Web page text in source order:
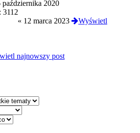
października 2020
3112
« 12 marca 2023
Wyświetl
najnowszy post